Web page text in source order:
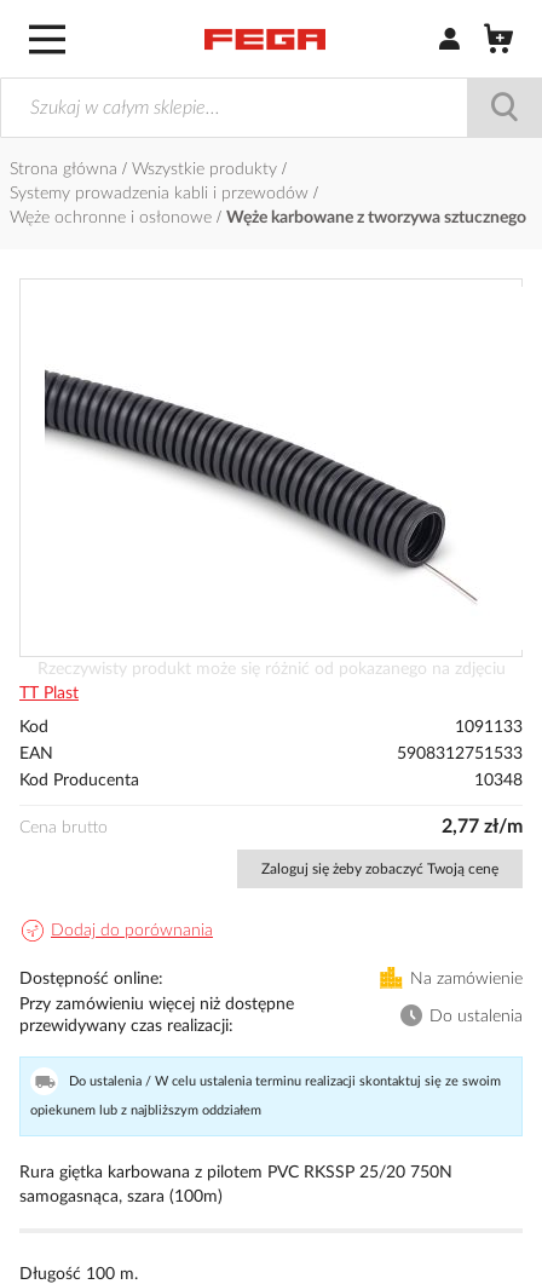
Zaloguj się /
Strona główna
Wszystkie produkty
Systemy prowadzenia kabli i przewodów
Węże ochronne i osłonowe
Węże karbowane z tworzywa sztucznego
Przejdź
na
początek
Rzeczywisty produkt może się różnić od pokazanego na zdjęciu
TT Plast
Kod
1091133
EAN
5908312751533
Kod Producenta
10348
Cena brutto 2,77 zł/m
Zaloguj się żeby zobaczyć Twoją cenę
Dodaj do porównania
Dostępność online
Na zamówienie
Przy zamówieniu więcej niż dostępne
przewidywany czas realizacji
Do ustalenia
Do ustalenia / W celu ustalenia terminu realizacji skontaktuj się ze swoim
opiekunem lub z najbliższym oddziałem
Rura giętka karbowana z pilotem PVC RKSSP 25/20 750N
samogasnąca, szara (100m)
Długość 100 m.